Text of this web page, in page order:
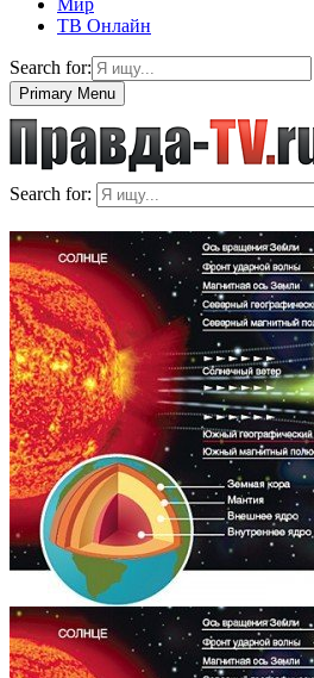
Мир
ТВ Онлайн
Search for:
Primary Menu
Search for: